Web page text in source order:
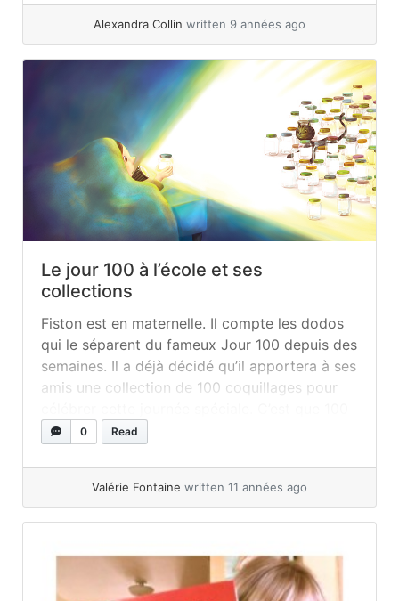
Pourtant, grâce à Momo, ils vont tous... »read
Alexandra Collin written 9 années ago
Le jour 100 à l’école et ses
collections
Fiston est en maternelle. Il compte les dodos
qui le séparent du fameux Jour 100 depuis des
semaines. Il a déjà décidé qu’il apportera à ses
amis une collection de 100 coquillages pour
jours, c’est immense lorsque ta vie entière, à
more
0 Read
Valérie Fontaine written 11 années ago